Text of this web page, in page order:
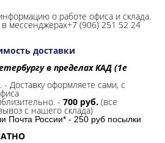
о работе офиса и склада.
мессенджерах+7 (906) 251 52 24
доставки
в пределах КАД (1е
Доставку оформляете сами, с
- 700 руб. (все
с нашего склада)
Почта России* - 250 руб посылки